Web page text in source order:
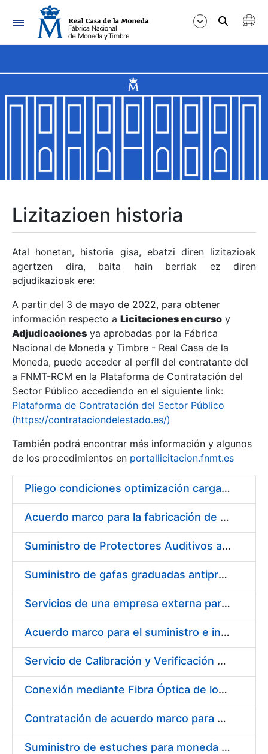
Nabigazioa
Erakutsi/Ezkutatu
Erakutsi/Ezkutatu
Erakutsi/Ezkutatu
Erakutsi/Ezkutatu
Erakutsi/Ezkutatu
Erakutsi/Ezkutatu
Erakutsi/Ezkutatu
Erakutsi/Ezkutatu
Lizitazioen historia
Atal honetan, historia gisa, ebatzi diren lizitazioak
agertzen dira, baita hain berriak ez diren
adjudikazioak ere:
A partir del 3 de mayo de 2022, para obtener
información respecto a Licitaciones en curso y
Adjudicaciones ya aprobadas por la Fábrica
Nacional de Moneda y Timbre - Real Casa de la
Moneda, puede acceder al perfil del contratante del
a FNMT-RCM en la Plataforma de Contratación del
Sector Público accediendo en el siguiente link:
Plataforma de Contratación del Sector Público
(https://contrataciondelestado.es/)
También podrá encontrar más información y algunos
de los procedimientos en portallicitacion.fnmt.es
Pliego condiciones optimización cargas compras firmado
Acuerdo marco para la fabricación de piezas
Suministro de Protectores Auditivos a medida para las personas trabajadoras de los Centros de Trabajo de Madrid y Burgos
Suministro de gafas graduadas antiproyecciones para los trabajadores de la FNMT-RCM en los centros de trabajo de Madrid y Burgos
Servicios de una empresa externa para el asesoramiento y resolución de los recursos de alzada que se presentan relacionados con procesos de selección para la FNMT-RCM
Acuerdo marco para el suministro e instalación de persianas, estores y otros complementos
Servicio de Calibración y Verificación Externa de los Equipos de Medición del Servicio de Prevención de la FNMT-RCM
Conexión mediante Fibra Óptica de los Centros de Proceso de Datos (CPDs) de las sedes de la FNMT-RCM de Burgos y Madrid
Contratación de acuerdo marco para el Suministro de Material de Electricidad para la Fábrica Nacional de Moneda y Timbre-Real Casa de la Moneda en su centro de trabajo de Burgos
Suministro de estuches para moneda de 30 €